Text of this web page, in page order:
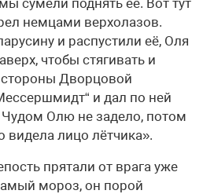
немцами верхолазов.
и распустили её, Оля
чтобы стягивать и
стороны Дворцовой
и дал по ней
Олю не задело, потом
видела лицо лётчика».
прятали от врага уже
мороз, он порой